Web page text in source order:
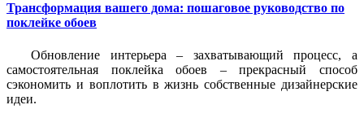
Трансформация вашего дома: пошаговое руководство по
поклейке обоев
Обновление интерьера – захватывающий процесс, а
самостоятельная поклейка обоев – прекрасный способ
сэкономить и воплотить в жизнь собственные дизайнерские
идеи.